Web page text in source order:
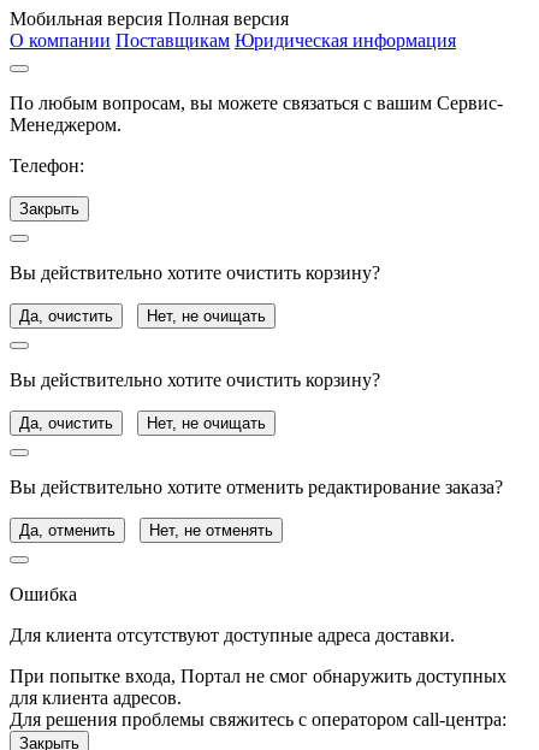
Мобильная версия Полная версия
О компании Поставщикам Юридическая информация
По любым вопросам, вы можете связаться с вашим Сервис-
Менеджером.
Телефон:
Закрыть
Вы действительно хотите очистить корзину?
Да, очистить Нет, не очищать
Вы действительно хотите очистить корзину?
Да, очистить Нет, не очищать
Вы действительно хотите отменить редактирование заказа?
Да, отменить Нет, не отменять
Ошибка
Для клиента отсутствуют доступные адреса доставки.
При попытке входа, Портал не смог обнаружить доступных
для клиента адресов.
Для решения проблемы свяжитесь с оператором call-центра:
Закрыть